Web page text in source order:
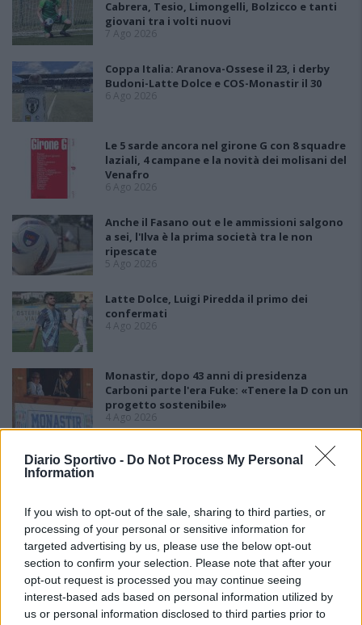
Diario Sportivo - Do Not Process My Personal
Information
If you wish to opt-out of the sale, sharing to third parties, or
processing of your personal or sensitive information for
targeted advertising by us, please use the below opt-out
section to confirm your selection. Please note that after your
opt-out request is processed you may continue seeing
interest-based ads based on personal information utilized by
us or personal information disclosed to third parties prior to
Cabrera, Tesio, Limongelli, Bolzicco e tanti
giovani tra i volti nuovi
7 Ago 2026
Coppa Italia: Aranova-Ossese il 23, i derby
Budoni-Latte Dolce e COS-Monastir il 30
6 Ago 2026
Le 5 sarde ancora nel girone G con 8 squadre
laziali, 4 campane e la novità dei molisani del
Venafro
6 Ago 2026
Anche il Fasano out e le ammissioni salgono
a sei, l'Ilva è la prima società tra le non
ripescate
5 Ago 2026
Latte Dolce, Luigi Piredda il primo dei
confermati
4 Ago 2026
Monastir, dopo 43 anni di presidenza
Carboni parte l'era Fuke: «Tenere la D con un
progetto sostenibile»
4 Ago 2026
Lnd, il nodo ripescaggi non si scioglie:
rinviate al 5 agosto le ammissioni